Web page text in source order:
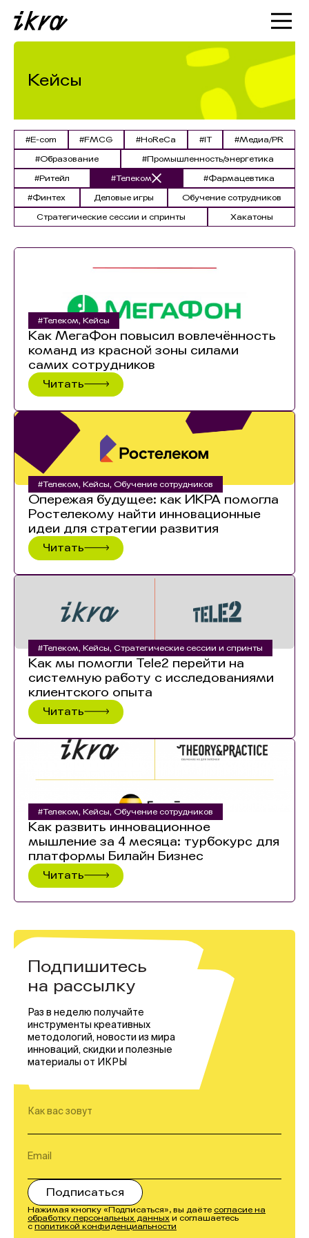
Познакомиться с ИКРОЙ
Кейсы
#E-com #FMCG #HoReCa #IT
#Медиа/PR
#Образование
#Промышленность/энергетика
#Ритейл
#Телеком
#Фармацевтика
#Финтех
Деловые игры
Обучение сотрудников
Стратегические сессии и спринты
Хакатоны
#Телеком, Кейсы
Как МегаФон повысил вовлечённость
команд из красной зоны силами
самих сотрудников
Читать
#Телеком, Кейсы, Обучение сотрудников
Опережая будущее: как ИКРА помогла
Ростелекому найти инновационные
идеи для стратегии развития
Читать
#Телеком, Кейсы, Стратегические сессии и спринты
Как мы помогли Tele2 перейти на
системную работу с исследованиями
клиентского опыта
Читать
#Телеком, Кейсы, Обучение сотрудников
Как развить инновационное
мышление за 4 месяца: турбокурс для
платформы Билайн Бизнес
Читать
Подпишитесь
на рассылку
Раз в неделю получайте
инструменты креативных
методологий, новости из мира
инноваций, скидки и полезные
материалы от ИКРЫ
Нажимая кнопку «Подписаться», вы даёте согласие на
обработку персональных данных и соглашаетесь
с политикой конфиденциальности